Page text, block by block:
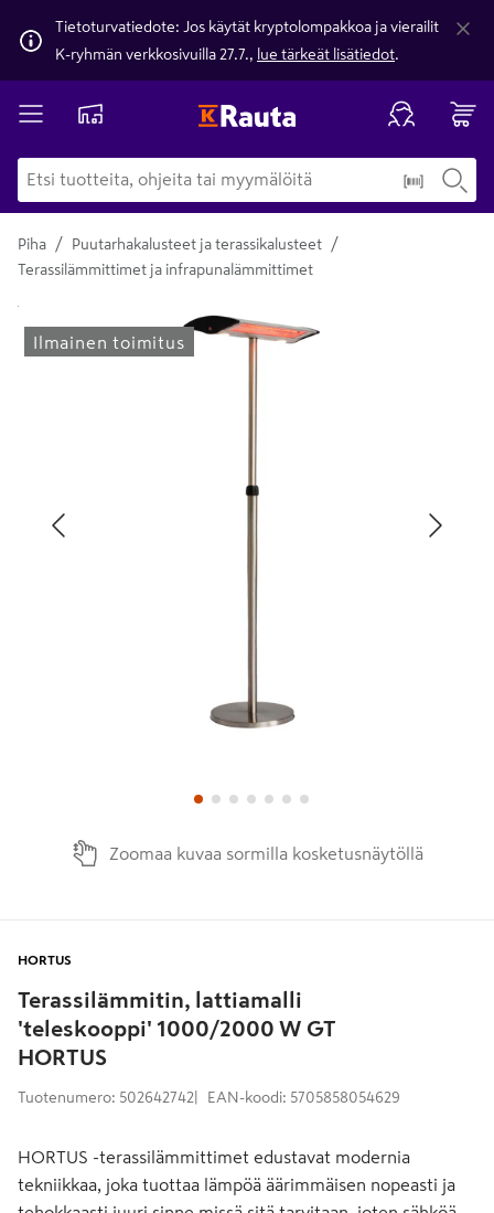
Tietoturvatiedote: Jos käytät kryptolompakkoa ja vierailit
K-ryhmän verkkosivuilla 27.7., lue tärkeät lisätiedot.
Piha / Puutarhakalusteet ja terassikalusteet /
Terassilämmittimet ja infrapunalämmittimet
Yksityiskohtainen kuvaus löytyy Tuotteen kuvaus -
Ilmainen toimitus
Zoomaa kuvaa sormilla kosketusnäytöllä
Terassilämmitin, lattiamalli
'teleskooppi' 1000/2000 W GT
HORTUS
HORTUS
Tuotenumero: 502642742 EAN-koodi: 5705858054629
HORTUS -terassilämmittimet edustavat modernia
tekniikkaa, joka tuottaa lämpöä äärimmäisen nopeasti ja